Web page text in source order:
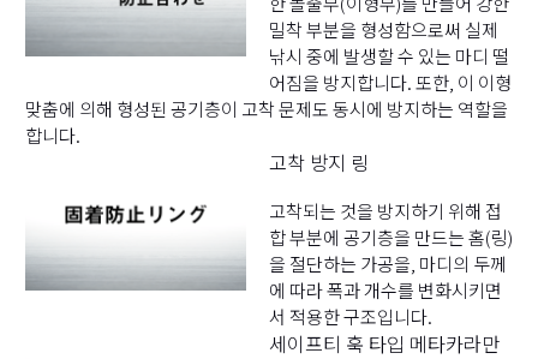
밀착 부분을 형성함으로써 실제
낚시 중에 발생할 수 있는 마디 떨
어짐을 방지합니다. 또한, 이 이형
맞춤에 의해 형성된 공기층이 고착 문제도 동시에 방지하는 역할을
합니다.
고착 방지 링
고착되는 것을 방지하기 위해 접
합 부분에 공기층을 만드는 홈(링)
을 절단하는 가공을, 마디의 두께
에 따라 폭과 개수를 변화시키면
서 적용한 구조입니다.
세이프티 훅 타입 메타카라만